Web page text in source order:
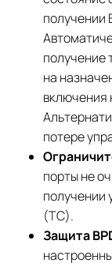
получении
получение
на
включения
потере
порты не
получении
(TC).
Защита